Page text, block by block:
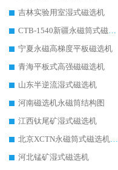
吉林实验用室湿式磁选机
CTB-1540新疆永磁筒式磁选机
宁夏永磁高梯度平板磁选机
青海平板式高强磁磁选机
山东半逆流湿式磁选机
河南磁选机永磁筒结构图
江西钛尾矿湿式磁选机
北京XCTN永磁筒式磁选机磁块位置
河北锰矿湿式磁选机